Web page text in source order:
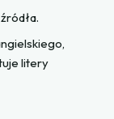
litery